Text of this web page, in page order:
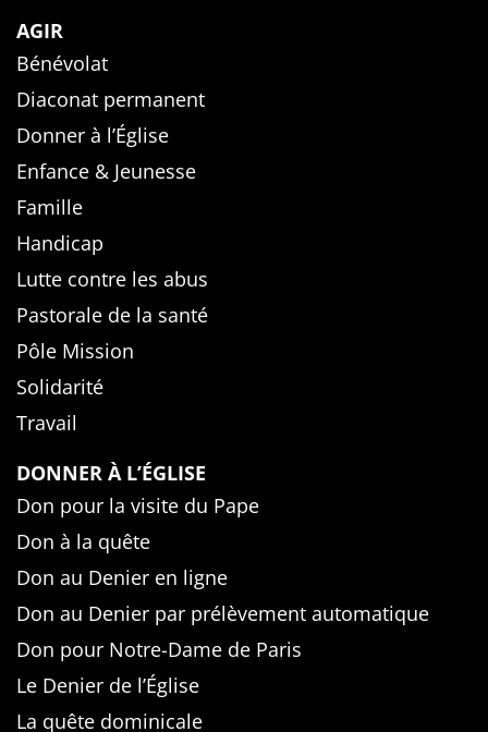
AGIR
Bénévolat
Diaconat permanent
Donner à l’Église
Enfance & Jeunesse
Famille
Handicap
Lutte contre les abus
Pastorale de la santé
Pôle Mission
Solidarité
Travail
DONNER À L’ÉGLISE
Don pour la visite du Pape
Don à la quête
Don au Denier en ligne
Don au Denier par prélèvement automatique
Don pour Notre-Dame de Paris
Le Denier de l’Église
La quête dominicale